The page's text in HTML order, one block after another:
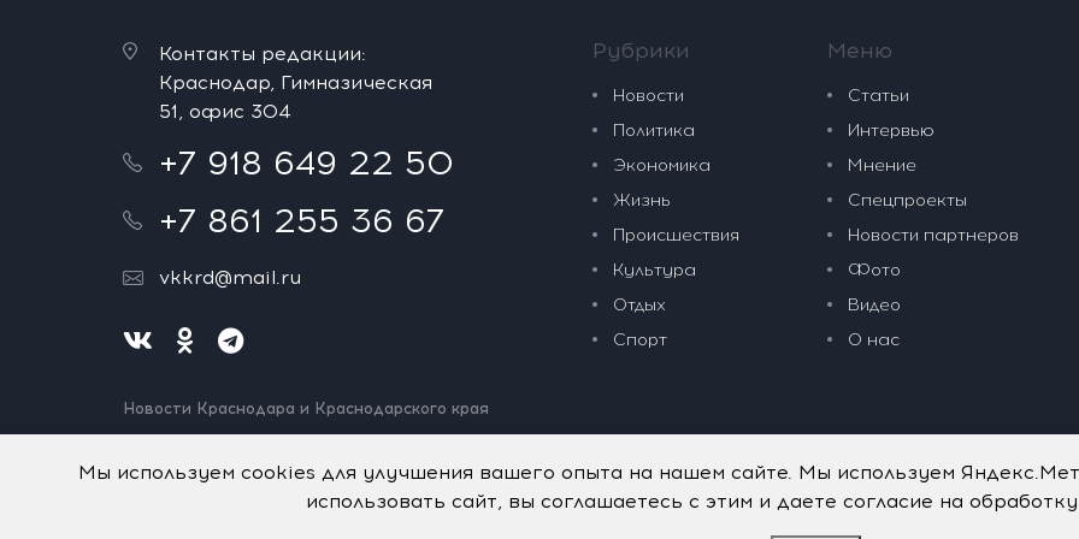
Контакты редакции:
Краснодар, Гимназическая
51, офис 304
+7 918 649 22 50
+7 861 255 36 67
vkkrd@mail.ru
Новости Краснодара и Краснодарского края
Нашли ошибку? Выделите и нажмите Ctrl+Enter.
Рубрики
Новости
Политика
Экономика
Жизнь
Происшествия
Культура
Отдых
Спорт
Меню
Статьи
Интервью
Мнение
Спецпроекты
Новости партнеров
Фото
Видео
О нас
Мы используем cookies для улучшения вашего опыта на нашем сайте. Мы используем
использовать сайт, вы соглашаетесь с этим и даете согласие на